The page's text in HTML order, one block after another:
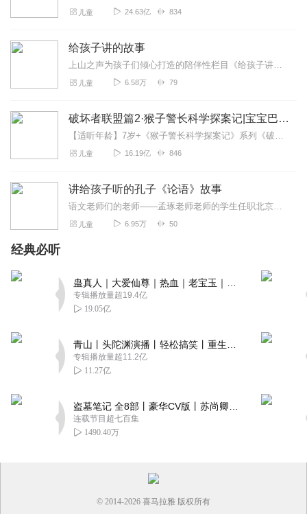
儿童 24.63亿 834
给孩子讲的故事
上山之声为孩子们倾心打造的陪伴性栏目《给孩子讲的故事》，跟孩子们在故事中一同成长！主播：雪瑶、老布叔叔更多精彩内容，请关注公众号：上山之声
儿童 6.58万 79
破坏者联盟篇2·猴子警长科学探案记|宝宝巴士故事
【适听年龄】7岁+《猴子警长科学探案记》系列《破坏者联盟篇1·猴子警长科学探案记》>>>《破坏者联盟篇2·猴子警长科学探案记》>>>《破坏者联盟篇3·猴子警长科...
儿童 16.19亿 846
讲给孩子听的孔子《论语》故事
语文老师们的老师——孟琢老师老师的学生任职北京四中、人大附中、师大二附中、史家胡同小学等重点学校在《北京师范大学学报》、《古汉语研究》、《人民日报》、《光明日报...
儿童 6.95万 50
经典必听
专辑播放量超19.4亿
19.05亿
专辑播放量超11.2亿
11.27亿
连载节目超七百集
1490.40万
© 2014-2026 喜马拉雅 版权所有